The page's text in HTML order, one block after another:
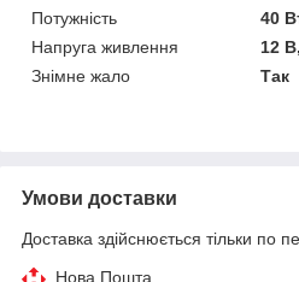
Потужність
40
Напруга живлення
12
Знімне жало
Так
Умови доставки
Доставка здійснюється тільки по
Нова Пошта